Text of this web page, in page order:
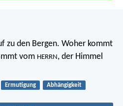
zu den Bergen. Woher kommt
vom HERRN , der Himmel
Ermutigung Abhängigkeit